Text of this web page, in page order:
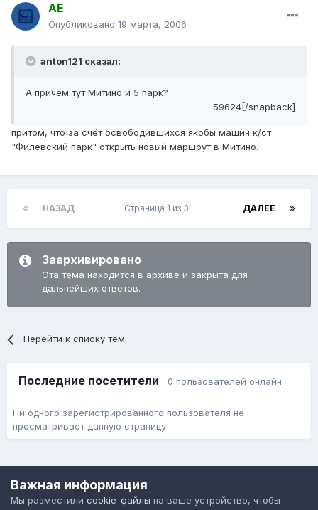
АЕ
Опубликовано 19 марта, 2006
anton121 сказал:
А причем тут Митино и 5 парк?
59624[/snapback]
притом, что за счёт освободившихся якобы машин к/ст
"Филёвский парк" открыть новый маршрут в Митино.
НАЗАД ДАЛЕЕ
Страница 1 из 3
Заархивировано
Эта тема находится в архиве и закрыта для
дальнейших ответов.
Перейти к списку тем
Последние посетители 0 пользователей онлайн
Ни одного зарегистрированного пользователя не
просматривает данную страницу
Форум общественного транспорта
Powered by Invision Community
Важная информация
Мы разместили cookie-файлы на ваше устройство, чтобы